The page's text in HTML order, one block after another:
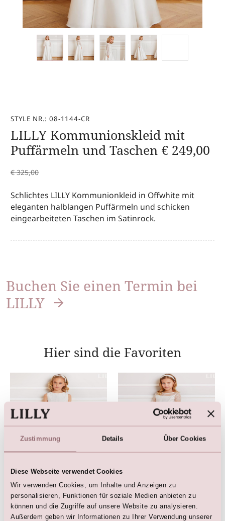
Zustimmung Details Über Cookies
Diese Webseite verwendet Cookies
Wir verwenden Cookies, um Inhalte und Anzeigen zu
personalisieren, Funktionen für soziale Medien anbieten zu
können und die Zugriffe auf unsere Website zu analysieren.
Außerdem geben wir Informationen zu Ihrer Verwendung unserer
STYLE NR.: 08-1144-CR
LILLY Kommunionskleid mit
Puffärmeln und Taschen € 249,00
€ 325,00
Schlichtes LILLY Kommunionkleid in Offwhite mit
eleganten halblangen Puffärmeln und schicken
eingearbeiteten Taschen im Satinrock.
Buchen Sie einen Termin bei
LILLY
Hier sind die Favoriten
LILLY Kommunion Kleid mit
Häkelspitze
€ 179,00
€ 239,00
LILLY Kommunion Kleid mit
dreiviertel Ärmeln
€ 179,00
€ 240,00